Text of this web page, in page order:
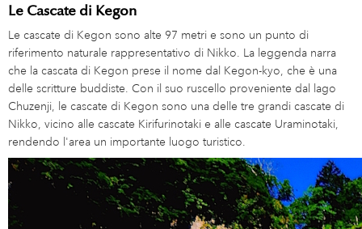
Le Cascate di Kegon
Le cascate di Kegon sono alte 97 metri e sono un punto di
riferimento naturale rappresentativo di Nikko. La leggenda narra
che la cascata di Kegon prese il nome dal Kegon-kyo, che è una
delle scritture buddiste. Con il suo ruscello proveniente dal lago
Chuzenji, le cascate di Kegon sono una delle tre grandi cascate di
Nikko, vicino alle cascate Kirifurinotaki e alle cascate Uraminotaki,
rendendo l'area un importante luogo turistico.